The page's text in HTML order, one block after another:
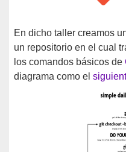
En dicho taller creamos
un repositorio en el cual
los comandos básicos de
diagrama como el